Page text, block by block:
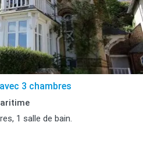
3 chambres
1 salle de bain.